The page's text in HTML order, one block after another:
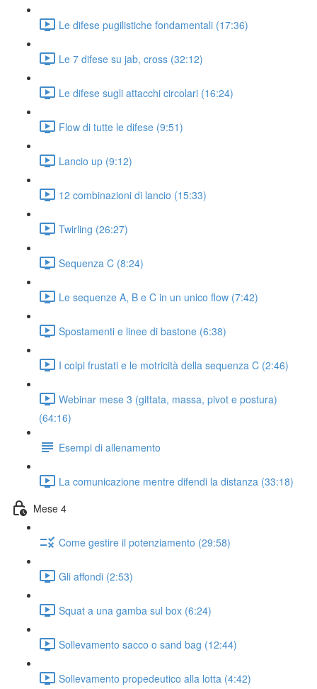
Le difese pugilistiche fondamentali (17:36)
Le 7 difese su jab, cross (32:12)
Le difese sugli attacchi circolari (16:24)
Flow di tutte le difese (9:51)
Lancio up (9:12)
12 combinazioni di lancio (15:33)
Twirling (26:27)
Sequenza C (8:24)
Le sequenze A, B e C in un unico flow (7:42)
Spostamenti e linee di bastone (6:38)
I colpi frustati e le motricità della sequenza C (2:46)
Webinar mese 3 (gittata, massa, pivot e postura)
(64:16)
Esempi di allenamento
La comunicazione mentre difendi la distanza (33:18)
Mese 4
Come gestire il potenziamento (29:58)
Gli affondi (2:53)
Squat a una gamba sul box (6:24)
Sollevamento sacco o sand bag (12:44)
Sollevamento propedeutico alla lotta (4:42)